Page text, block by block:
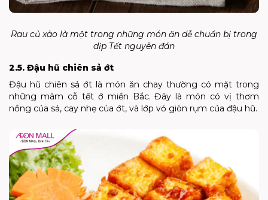
Rau củ xào là một trong những món ăn dễ chuẩn bị trong
dịp Tết nguyên đán
2.5. Đậu hũ chiên sả ớt
Đậu hũ chiên sả ớt là món ăn chay thường có mặt trong
những mâm cỗ tết ở miền Bắc. Đây là món có vị thơm
nồng của sả, cay nhẹ của ớt, và lớp vỏ giòn rụm của đậu hũ.